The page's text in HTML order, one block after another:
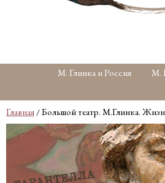
М. Глинка и Россия М.
Главная / Большой театр. М.Глинка.